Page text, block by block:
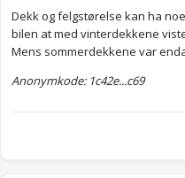
Dekk og felgstørelse kan ha
bilen at med vinterdekkene
Mens sommerdekkene var
Anonymkode: 1c42e...c69